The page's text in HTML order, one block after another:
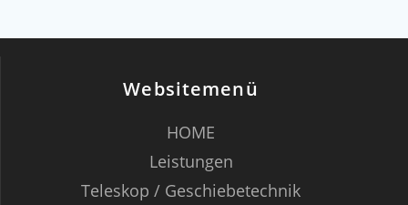
Websitemenü
HOME
Leistungen
Teleskop / Geschiebetechnik